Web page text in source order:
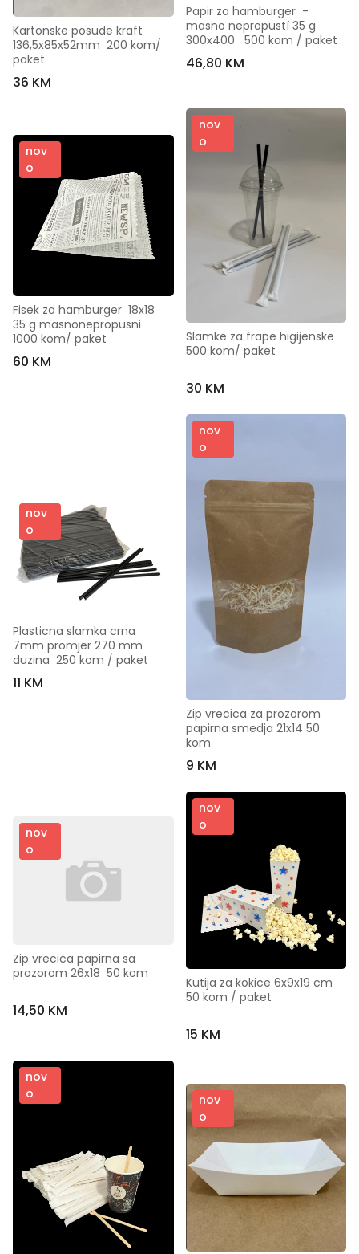
Kartonske posude kraft
136,5x85x52mm  200 kom/
paket
36 KM
Papir za hamburger  -
masno nepropustí 35 g
300x400   500 kom / paket
46,80 KM
nov
o
Fisek za hamburger  18x18
35 g masnonepropusni
1000 kom/ paket
60 KM
nov
o
Slamke za frape higijenske
500 kom/ paket
30 KM
nov
o
Plasticna slamka crna
7mm promjer 270 mm
duzina  250 kom / paket
11 KM
nov
o
Zip vrecica za prozorom
papirna smedja 21x14 50
kom
9 KM
nov
o
Zip vrecica papirna sa
prozorom 26x18  50 kom
14,50 KM
nov
o
Kutija za kokice 6x9x19 cm
50 kom / paket
15 KM
nov
o
nov
o